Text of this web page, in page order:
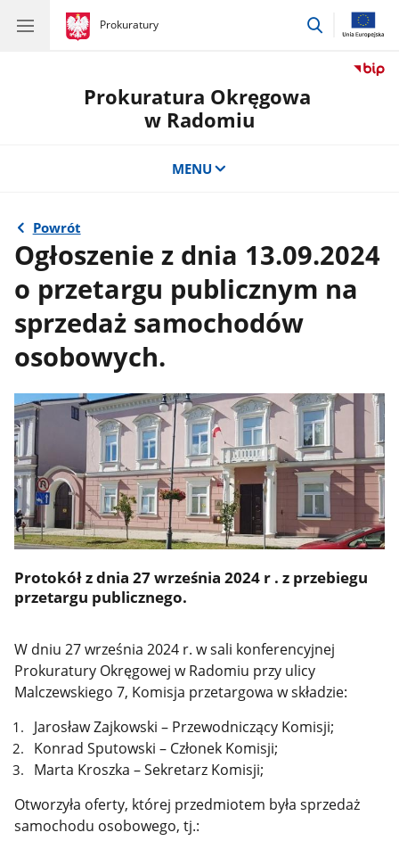
gov.pl
Prokuratury
gov.pl
Prokuratury
przejdź
Prokuratura Okręgowa
w Radomiu
MENU
Powrót
Ogłoszenie z dnia 13.09.2024
o przetargu publicznym na
sprzedaż samochodów
osobowych.
Protokół z dnia 27 września 2024 r . z przebiegu
przetargu publicznego.
W dniu 27 września 2024 r. w sali konferencyjnej
Prokuratury Okręgowej w Radomiu przy ulicy
Malczewskiego 7, Komisja przetargowa w składzie:
Jarosław Zajkowski – Przewodniczący Komisji;
Konrad Sputowski – Członek Komisji;
Marta Kroszka – Sekretarz Komisji;
Otworzyła oferty, której przedmiotem była sprzedaż
samochodu osobowego, tj.: